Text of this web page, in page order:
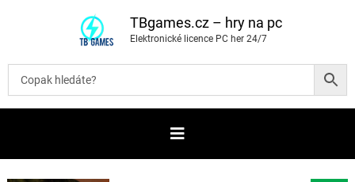
t
b
TBgames.cz – hry na pc
Elektronické licence PC her 24/7